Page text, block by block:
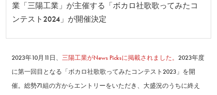
業「三陽工業」が主催する「ボカロ社歌歌ってみたコ
ンテスト2024」が開催決定
2023年10月11日、 三陽工業がNews Picksに掲載されました。 2023年度
に第一回目となる「ボカロ社歌歌ってみたコンテスト2023」を開
催。総勢71組の方からエントリーをいただき、大盛況のうちに終え